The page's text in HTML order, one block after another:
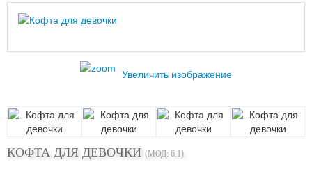
Увеличить изображение
КОФТА ДЛЯ ДЕВОЧКИ (МОД: 6.1)